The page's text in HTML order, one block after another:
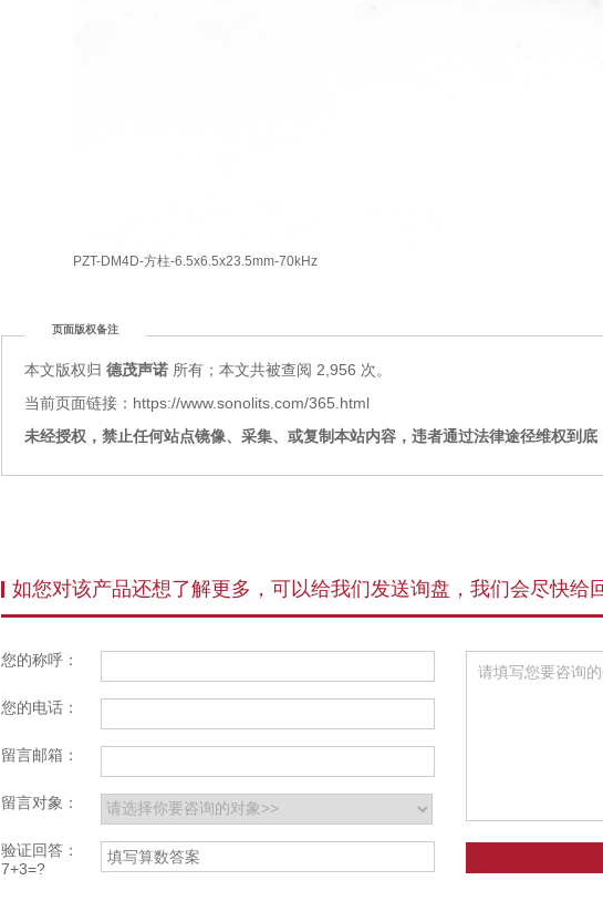
PZT-DM4D-方柱-6.5x6.5x23.5mm-70kHz
页面版权备注
本文版权归 德茂声诺 所有；本文共被查阅 2,956 次。
当前页面链接：https://www.sonolits.com/365.html
未经授权，禁止任何站点镜像、采集、或复制本站内容，违者通过法律途径维权到底
如您对该产品还想了解更多，可以给我们发送询盘，我们会尽快给
您的称呼：
您的电话：
留言邮箱：
留言对象：
验证回答：
7+3=?